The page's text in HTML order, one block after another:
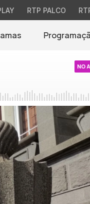
RTP PALCO
NO